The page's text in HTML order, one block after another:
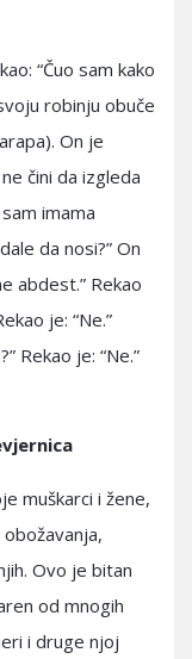
“Čuo sam kako
robinju obuče
On je
čini da izgleda
imama
da nosi?” On
abdest.” Rekao
je: “Ne.”
Rekao je: “Ne.”
muškarci i žene,
Ovo je bitan
od mnogih
i druge njoj